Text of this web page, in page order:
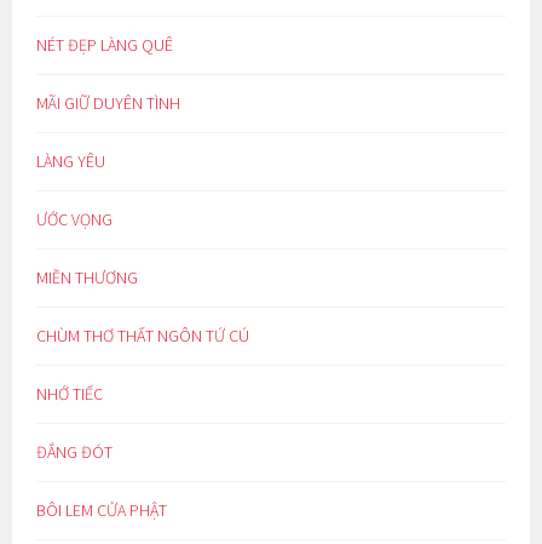
NÉT ĐẸP LÀNG QUÊ
MÃI GIỮ DUYÊN TÌNH
LÀNG YÊU
ƯỚC VỌNG
MIỀN THƯƠNG
CHÙM THƠ THẤT NGÔN TỨ CÚ
NHỚ TIẾC
ĐẮNG ĐÓT
BÔI LEM CỬA PHẬT